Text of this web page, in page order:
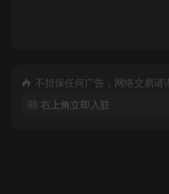
不担保任何广告，网络交易请
右上角立即入驻